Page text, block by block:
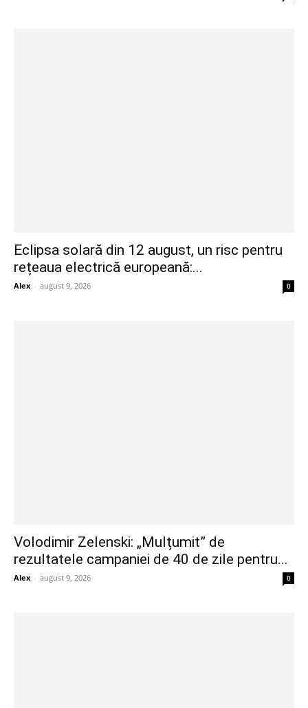
Eclipsa solară din 12 august, un risc pentru
rețeaua electrică europeană:...
Alex - august 9, 2026 0
Volodimir Zelenski: „Mulțumit” de
rezultatele campaniei de 40 de zile pentru...
Alex - august 9, 2026 0